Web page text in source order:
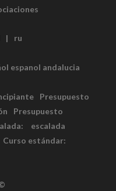
|
ru
espanol andalucia
Presupuesto
Presupuesto
escalada
Curso estándar: